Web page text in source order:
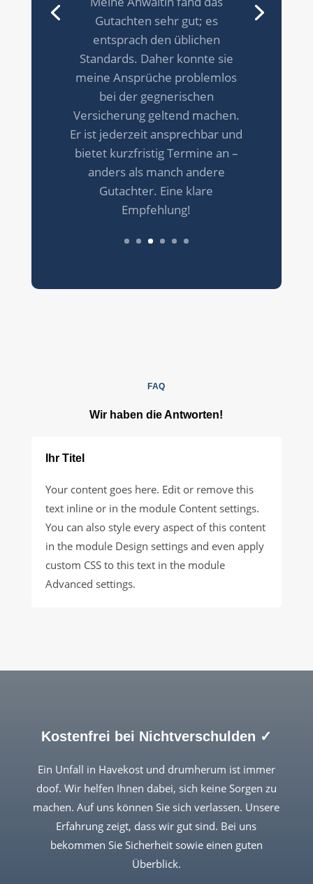
haben auf jedes Detail
geachtet.
FAQ
Wir haben die Antworten!
Ihr Titel
Your content goes here. Edit or remove this
text inline or in the module Content settings.
You can also style every aspect of this content
in the module Design settings and even apply
custom CSS to this text in the module
Advanced settings.
Kostenfrei bei Nichtverschulden ✓
Ein Unfall in Havekost und drumherum ist immer
doof. Wir helfen Ihnen dabei, sich keine Sorgen zu
machen. Auf uns können Sie sich verlassen. Unsere
Erfahrung zeigt, dass wir gut sind. Bei uns
bekommen Sie Sicherheit sowie einen guten
Überblick.